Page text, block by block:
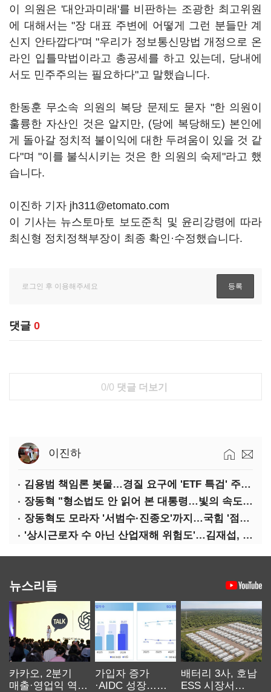
이 의원은 '대안과미래'를 비판하는 조광한 최고위원
에 대해서는 "장 대표 주변에 어떻게 그런 분들만 계
신지 안타깝다"며 "우리가 정보통신망법 개정으로 온
라인 입틀막법이라고 총공세를 하고 있는데, 당내에
서도 민주주의는 필요하다"고 말했습니다.
한동훈 무소속 의원의 복당 문제도 묻자 "한 의원이
훌륭한 자산인 것은 알지만, (당에 복당해도) 본인에
게 돌아갈 정치적 불이익에 대한 두려움이 있을 것 같
다"며 "이를 불식시키는 것은 한 의원의 숙제"라고 했
습니다.
이진하 기자 jh311@etomato.com
이 기사는 뉴스토마토 보도준칙 및 윤리강령에 따라
최신형 정치정책부장이 최종 확인·수정했습니다.
댓글 0
0/0 댓글 더보기
이진하
김용범 책임론 봇물…경질 요구에 'ETF 특검' 주장까지
장동혁 "형소법도 안 읽어 본 대통령…빛의 속도로 무너질 것"
장동혁도 모라자 '서범수·진종오'까지…국힘 '점입가경'
'상시근로자 수 아닌 산업재해 위험도'…김재섭, 산재예방 지원기준 손질
뉴스리듬
카카오, 2분기
매출·영업익 역대
가입자 증가
·AIDC 성장…
배터리 3사, 호남
ESS 시장서